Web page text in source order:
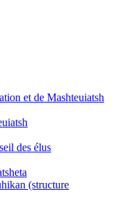
et de Mashteuiatsh
des élus
(structure